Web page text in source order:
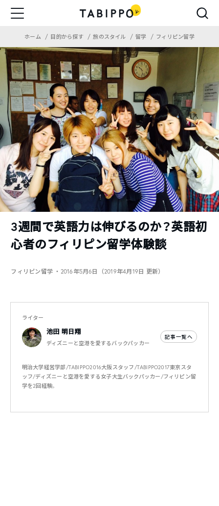
ホーム 目的から探す 旅のスタイル 留学 フィリピン留学
3週間で英語力は伸びるのか？英語初
心者のフィリピン留学体験談
フィリピン留学 ・2016年5月6日（2019年4月19日 更新）
ライター
池田 明日翔
ディズニーと空港を愛するバックパッカー
記事一覧へ
明治大学経営学部/TABIPPO2016大阪スタッフ/TABIPPO2017東京スタ
ッフ/ディズニーと空港を愛する女子大生バックパッカー/フィリピン留
学を2回経験。